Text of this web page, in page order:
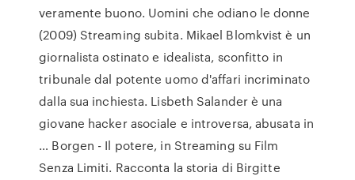
veramente buono. Uomini che odiano le donne
(2009) Streaming subita. Mikael Blomkvist è un
giornalista ostinato e idealista, sconfitto in
tribunale dal potente uomo d'affari incriminato
dalla sua inchiesta. Lisbeth Salander è una
giovane hacker asociale e introversa, abusata in
… Borgen - Il potere, in Streaming su Film
Senza Limiti. Racconta la storia di Birgitte